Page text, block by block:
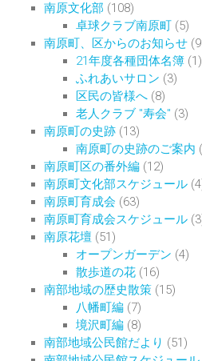
南原文化部 (108)
卓球クラブ南原町 (5)
南原町、区からのお知らせ
21年度各種団体名簿 (1)
ふれあいサロン (3)
区民の皆様へ (8)
老人クラブ "寿会" (3)
南原町の史跡 (13)
南原町の史跡のご案内
南原町区の番外編 (12)
南原町文化部スケジュール
南原町育成会 (63)
南原町育成会スケジュール
南原花壇 (51)
オープンガーデン (4)
散歩道の花 (16)
南部地域の歴史散策 (15)
八幡町編 (7)
境沢町編 (8)
南部地域公民館だより (51)